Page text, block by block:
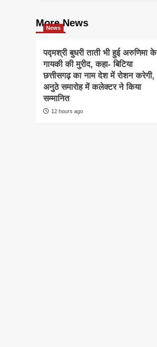
More News
News
पद्मश्री बुधरी ताती भी हुई अरुणिमा के
गायकी की मुरीद, कहा- बिटिया
छत्तीसगढ़ का नाम देश में रोशन करेगी,
अनुठे समारोह में कलेक्टर ने किया
सम्मानित
12 hours ago